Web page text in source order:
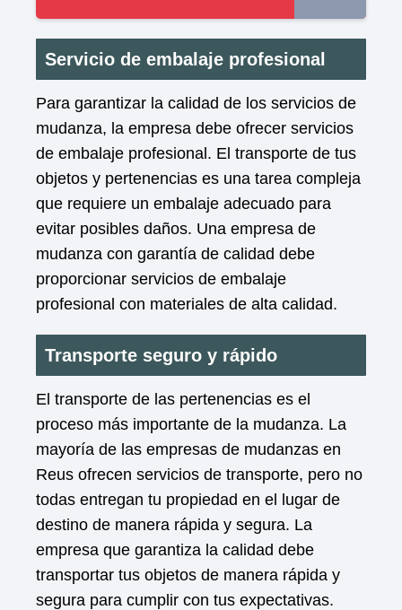
Servicio de embalaje profesional
Para garantizar la calidad de los servicios de
mudanza, la empresa debe ofrecer servicios
de embalaje profesional. El transporte de tus
objetos y pertenencias es una tarea compleja
que requiere un embalaje adecuado para
evitar posibles daños. Una empresa de
mudanza con garantía de calidad debe
proporcionar servicios de embalaje
profesional con materiales de alta calidad.
Transporte seguro y rápido
El transporte de las pertenencias es el
proceso más importante de la mudanza. La
mayoría de las empresas de mudanzas en
Reus ofrecen servicios de transporte, pero no
todas entregan tu propiedad en el lugar de
destino de manera rápida y segura. La
empresa que garantiza la calidad debe
transportar tus objetos de manera rápida y
segura para cumplir con tus expectativas.